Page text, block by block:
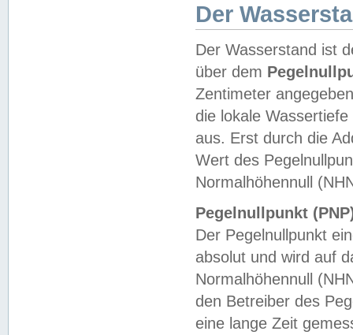
Der
Der Wasserstand ist
über dem
Zentimeter
die lokale
aus. Erst durch die
Wert des
Normalhöhennull
Pegelnullpunkt
Der Pegelnullpunkt
absolut und wird auf
Normalhöhennull
den Betreiber des
eine lange Zeit